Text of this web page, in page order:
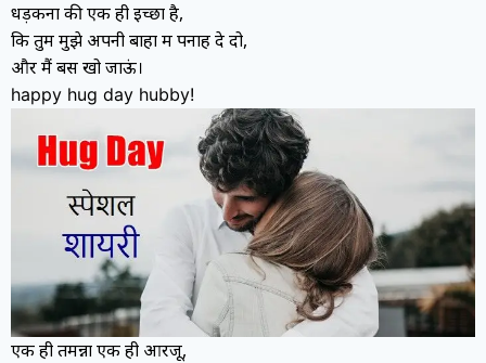
धड़कनों की एक ही इच्छा है,
कि तुम मुझे अपनी बाहों में पनाह दे दो,
और मैं बस खो जाऊं।
happy hug day hubby!
एक ही तमन्ना एक ही आरजू,